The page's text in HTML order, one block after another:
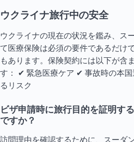
ウクライナ旅行中の安全
ウクライナの現在の状況を鑑み、ス
て医療保険は必須の要件であるだけ
もあります。保険契約には以下が含
す： ✔ 緊急医療ケア ✔ 事故時の本
るリスク
ビザ申請時に旅行目的を証明す
ですか？
訪問理由を確認するために、スーダ